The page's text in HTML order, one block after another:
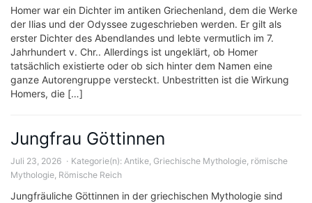
Homer war ein Dichter im antiken Griechenland, dem die Werke
der Ilias und der Odyssee zugeschrieben werden. Er gilt als
erster Dichter des Abendlandes und lebte vermutlich im 7.
Jahrhundert v. Chr.. Allerdings ist ungeklärt, ob Homer
tatsächlich existierte oder ob sich hinter dem Namen eine
ganze Autorengruppe versteckt. Unbestritten ist die Wirkung
Homers, die […]
Jungfrau Göttinnen
Juli 23, 2026 Kategorie(n): Antike, Griechische Mythologie, römische
Mythologie, Römische Reich
Jungfräuliche Göttinnen in der griechischen Mythologie sind